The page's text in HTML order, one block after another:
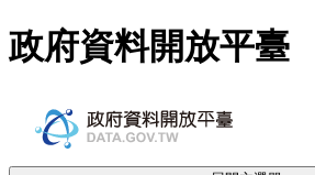
跳至主要內容
政府資料開放平臺